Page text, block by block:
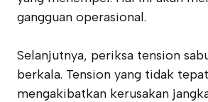
gangguan operasional.
Selanjutnya, periksa tension
berkala. Tension yang tidak
mengakibatkan kerusakan